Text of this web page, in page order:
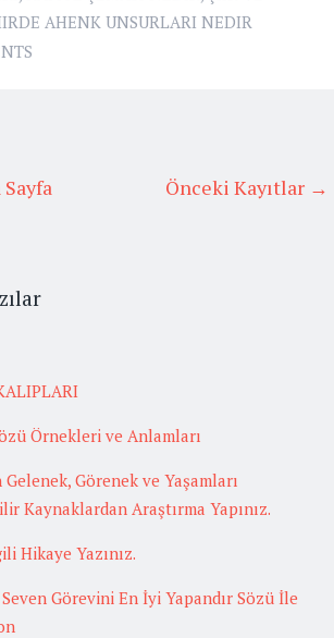
AHENK UNSURLARI NEDIR
Önceki Kayıtlar →
Örnekleri ve Anlamları
Görenek ve Yaşamları
Kaynaklardan Araştırma Yapınız.
Hikaye Yazınız.
Görevini En İyi Yapandır Sözü İle